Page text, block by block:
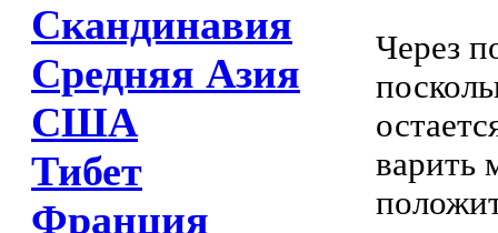
Скандинавия
Средняя Азия
США
Тибет
Франция
Через
варить